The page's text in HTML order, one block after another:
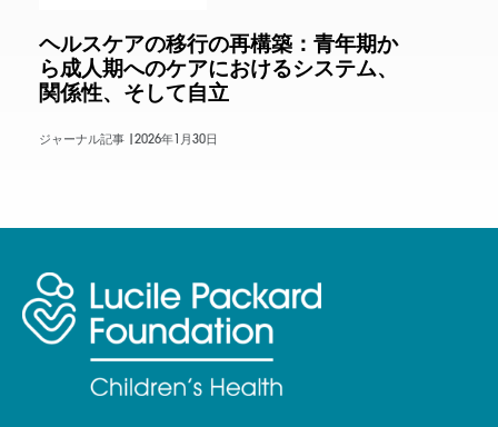
ヘルスケアの移行の再構築：青年期か
ら成人期へのケアにおけるシステム、
関係性、そして自立
ジャーナル記事 | 2026年1月30日